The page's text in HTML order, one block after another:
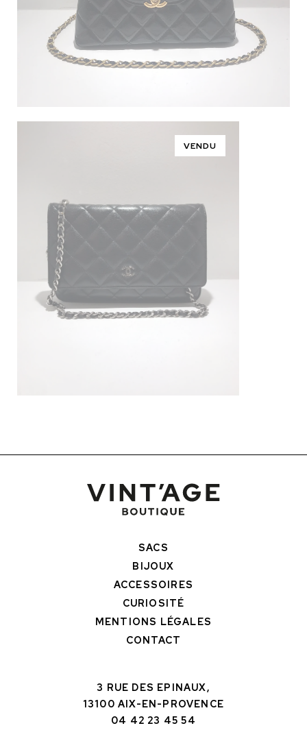
VENDU
SACS
BIJOUX
ACCESSOIRES
CURIOSITÉ
MENTIONS LÉGALES
CONTACT
3 RUE DES EPINAUX,
13100 AIX-EN-PROVENCE
04 42 23 45 54